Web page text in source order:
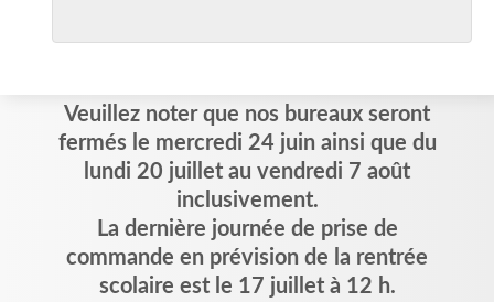
Veuillez noter que nos bureaux seront
fermés le mercredi 24 juin ainsi que du
lundi 20 juillet au vendredi 7 août
inclusivement.
La dernière journée de prise de
commande en prévision de la rentrée
scolaire est le 17 juillet à 12 h.